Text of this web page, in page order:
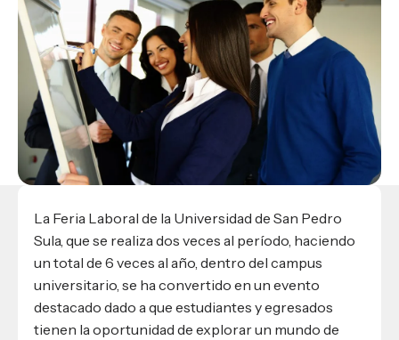
Escuela de Derecho
Escuela de Ciencias de la Comunicación
Escuela de Ciencias de la Salud
Escuela de Arquitectura
Ver toda la oferta académica
Escuela de Negocios
Conocé DUX
Datos de contacto
admisiones@usap.edu
+504 2561-8727
Ave. Circunvalación, San Pedro Sula,
Honduras, C.A.
Materiales para alumnos
EXCELENCIA USAP
Lifelong Learning University
Responsabilidad social y sostenibilidad
Empleabilidad
¿Que es USAP+?
RECURSOS
Ayuda en línea
Guía de Servicios Académicos y Administrativos
Manual M365
Manual Moddle
Normas Académicas
Experiencias de alumnos
internacionales
Conocé experiencias
Evento
USAP integra RediEShn
La Feria Laboral de la Universidad de San Pedro
Sula, que se realiza dos veces al período, haciendo
un total de 6 veces al año, dentro del campus
universitario, se ha convertido en un evento
destacado dado a que estudiantes y egresados
tienen la oportunidad de explorar un mundo de